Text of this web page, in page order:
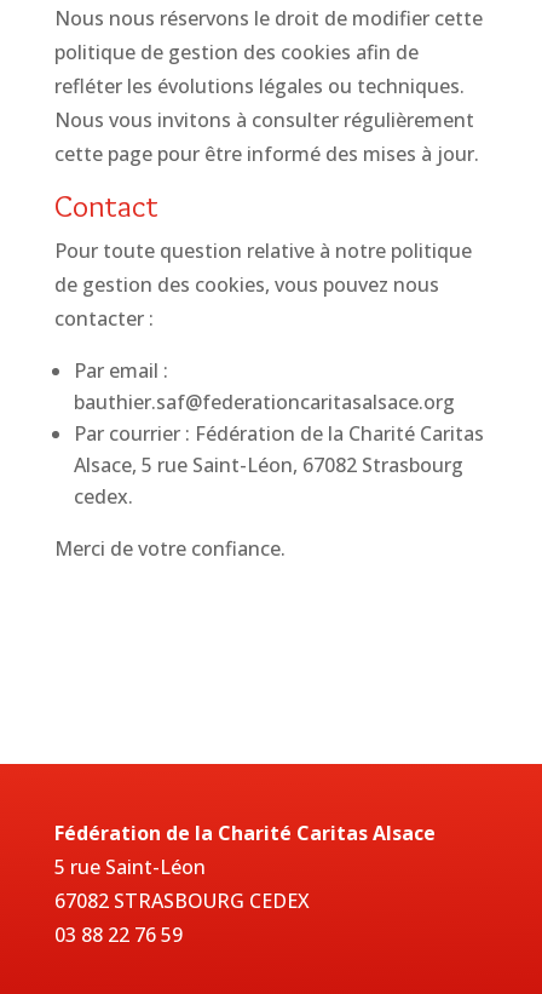
Nous nous réservons le droit de modifier cette
politique de gestion des cookies afin de
refléter les évolutions légales ou techniques.
Nous vous invitons à consulter régulièrement
cette page pour être informé des mises à jour.
Contact
Pour toute question relative à notre politique
de gestion des cookies, vous pouvez nous
contacter :
Par email :
bauthier.saf@federationcaritasalsace.org
Par courrier : Fédération de la Charité Caritas
Alsace, 5 rue Saint-Léon, 67082 Strasbourg
cedex.
Merci de votre confiance.
Fédération de la Charité Caritas Alsace
5 rue Saint-Léon
67082 STRASBOURG CEDEX
03 88 22 76 59